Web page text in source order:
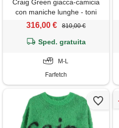
Craig Green giacca-camicia
con maniche lunghe - toni
neutri
316,00 € 810,00 €
Sped. gratuita
M-L
Farfetch